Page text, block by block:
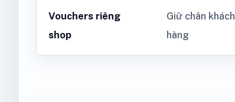
Vouchers riêng
shop
Giữ chân
hàng